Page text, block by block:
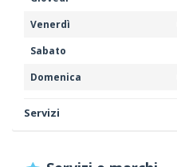
Venerdì
Sabato
Domenica
Servizi